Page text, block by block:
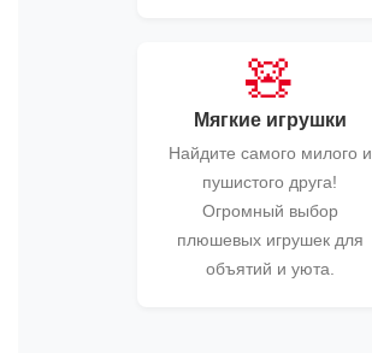
🧸
Мягкие игрушки
Найдите самого милого и
пушистого друга!
Огромный выбор
плюшевых игрушек для
объятий и уюта.